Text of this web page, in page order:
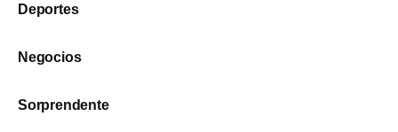
Deportes
Negocios
Sorprendente